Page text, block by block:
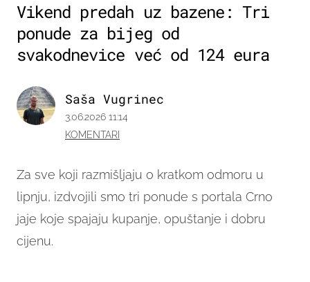
Vikend predah uz bazene: Tri
ponude za bijeg od
svakodnevice već od 124 eura
Za sve koji razmišljaju o kratkom odmoru u
lipnju, izdvojili smo tri ponude s portala Crno
jaje koje spajaju kupanje, opuštanje i dobru
cijenu.
Saša Vugrinec
3.06.2026 11:14
KOMENTARI